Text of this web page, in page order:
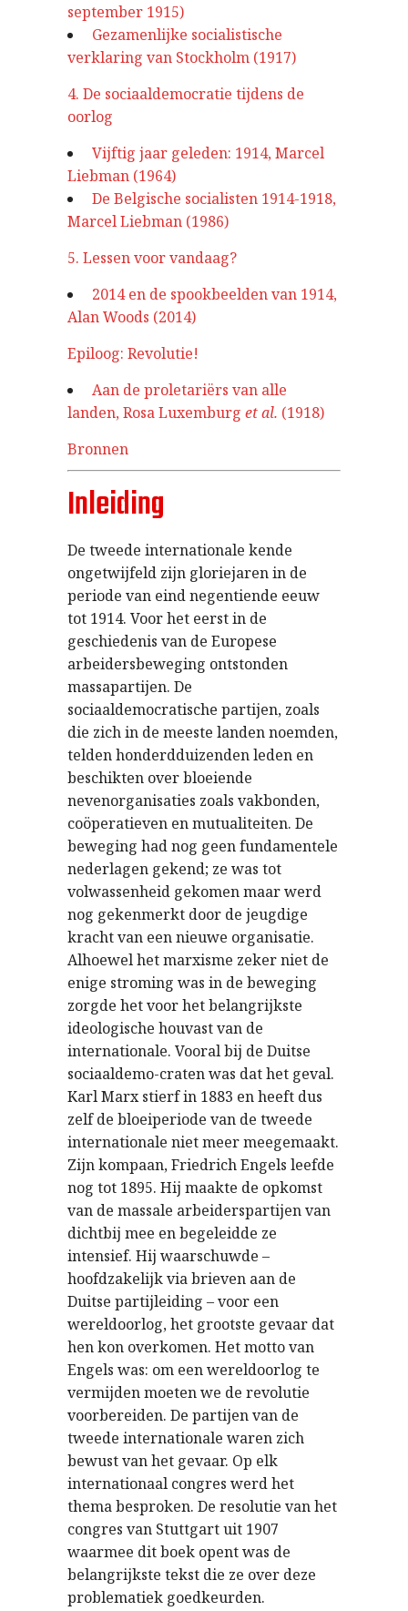
september 1915)
Gezamenlijke socialistische
verklaring van Stockholm (1917)
4. De sociaaldemocratie tijdens de
oorlog
Vijftig jaar geleden: 1914, Marcel
Liebman (1964)
De Belgische socialisten 1914-1918,
Marcel Liebman (1986)
5. Lessen voor vandaag?
2014 en de spookbeelden van 1914,
Alan Woods (2014)
Epiloog: Revolutie!
Aan de proletariërs van alle
landen, Rosa Luxemburg et al. (1918)
Bronnen
Inleiding
De tweede internationale kende
ongetwijfeld zijn gloriejaren in de
periode van eind negentiende eeuw
tot 1914. Voor het eerst in de
geschiedenis van de Europese
arbeidersbeweging ontstonden
massapartijen. De
sociaaldemocratische partijen, zoals
die zich in de meeste landen noemden,
telden honderdduizenden leden en
beschikten over bloeiende
nevenorganisaties zoals vakbonden,
coöperatieven en mutualiteiten. De
beweging had nog geen fundamentele
nederlagen gekend; ze was tot
volwassenheid gekomen maar werd
nog gekenmerkt door de jeugdige
kracht van een nieuwe organisatie.
Alhoewel het marxisme zeker niet de
enige stroming was in de beweging
zorgde het voor het belangrijkste
ideologische houvast van de
internationale. Vooral bij de Duitse
sociaaldemo-craten was dat het geval.
Karl Marx stierf in 1883 en heeft dus
zelf de bloeiperiode van de tweede
internationale niet meer meegemaakt.
Zijn kompaan, Friedrich Engels leefde
nog tot 1895. Hij maakte de opkomst
van de massale arbeiderspartijen van
dichtbij mee en begeleidde ze
intensief. Hij waarschuwde –
hoofdzakelijk via brieven aan de
Duitse partijleiding – voor een
wereldoorlog, het grootste gevaar dat
hen kon overkomen. Het motto van
Engels was: om een wereldoorlog te
vermijden moeten we de revolutie
voorbereiden. De partijen van de
tweede internationale waren zich
bewust van het gevaar. Op elk
internationaal congres werd het
thema besproken. De resolutie van het
congres van Stuttgart uit 1907
waarmee dit boek opent was de
belangrijkste tekst die ze over deze
problematiek goedkeurden.